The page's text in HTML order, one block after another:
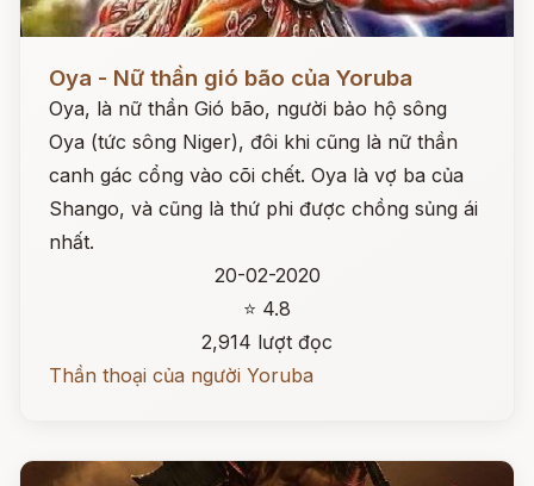
Oya - Nữ thần gió bão của Yoruba
Oya, là nữ thần Gió bão, người bảo hộ sông
Oya (tức sông Niger), đôi khi cũng là nữ thần
canh gác cổng vào cõi chết. Oya là vợ ba của
Shango, và cũng là thứ phi được chồng sủng ái
nhất.
20-02-2020
⭐ 4.8
2,914 lượt đọc
Thần thoại của người Yoruba